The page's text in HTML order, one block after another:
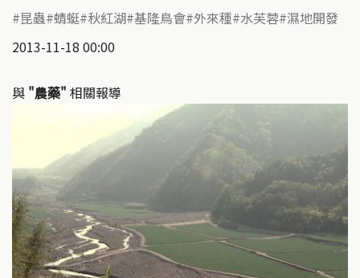
昆蟲 蜻蜓 秋紅湖 基隆鳥會 外來種 水芙蓉 濕地開發
2013-11-18 00:00
與 "農藥" 相關報導